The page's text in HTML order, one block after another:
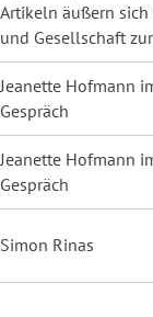
Artikeln äußern
und Gesellschaft
Jeanette Hofmann
Gespräch
Jeanette Hofmann
Gespräch
Simon Rinas